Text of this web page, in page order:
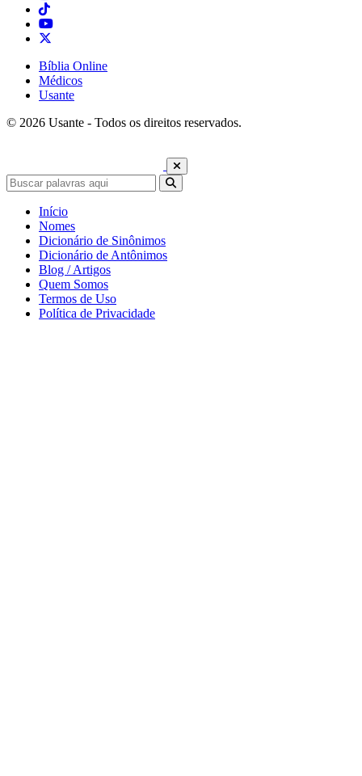
Bíblia Online
Médicos
Usante
© 2026 Usante - Todos os direitos reservados.
Início
Nomes
Dicionário de Sinônimos
Dicionário de Antônimos
Blog / Artigos
Quem Somos
Termos de Uso
Política de Privacidade